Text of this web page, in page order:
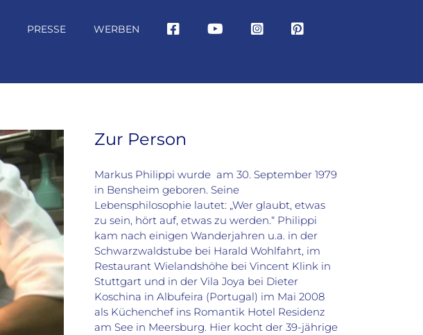
PRESSE WERBEN
Zur Person
Markus Philippi wurde am 30. September 1979
in Bensheim geboren. Seine
Lebensphilosophie lautet: „Wer glaubt, etwas
zu sein, hört auf, etwas zu werden.“ Philippi
kam nach einigen Wanderjahren u.a. in der
Schwarzwaldstube bei Harald Wohlfahrt, im
Restaurant Wielandshöhe bei Vincent Klink in
Stuttgart und in der Vila Joya bei Dieter
Koschina in Albufeira (Portugal) im Mai 2008
als Küchenchef ins Romantik Hotel Residenz
am See in Meersburg. Hier kocht der 39-jährige